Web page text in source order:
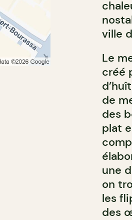
ville
Le
créé
de
des
plat
une
on
les
des